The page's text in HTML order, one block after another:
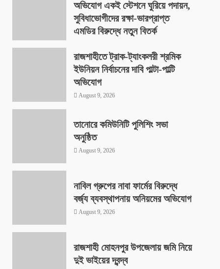
অভিযোগ একই স্টেশনে ঘুরিয়ে পদায়ন,
সুবিধাভোগীদের রক্ষা-ভারপ্রাপ্ত
এমডির বিরুদ্ধে নতুন বিতর্ক
রাজশাহীতে ট্রাক-ট্যাংকলরী শ্রমিক
ইউনিয়ন নির্বাচনের দাবি পাল্টা-পাল্টি
অভিযোগ
August 9, 2026
তানোরে কমিউনিটি পুলিশিং সভা
অনুষ্ঠিত
August 9, 2026
নাবিল গ্রুপের নাবা ফার্মের বিরুদ্ধে
বর্জ্য ব্যবস্থাপনায় অনিয়মের অভিযোগ
August 9, 2026
রাজশাহী মোহনপুর উপজেলায় জমি নিয়ে
দুই ভাইয়ের দ্বন্দ্ব